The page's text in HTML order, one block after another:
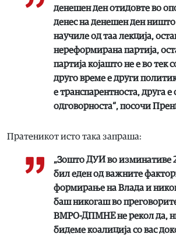
денешен ден отидовте во
денес на денешен ден ништо
научиле од таа лекција,
нереформирана партија,
партија којашто не е во тек
друго време е други
е транспарентноста, друга е
одговорноста“, посочи
Пратеникот исто така запраша:
„Зошто ДУИ во изминативе
бил еден од важните
формирање на Влада и
баш никогаш во
ВМРО-ДПМНЕ не рекол да,
бидеме коалиција со вас